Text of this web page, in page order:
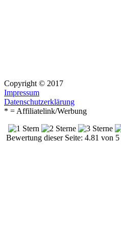
Copyright © 2017
Impressum
Datenschutzerklärung
* = Affiliatelink/Werbung
Bewertung dieser Seite: 4.81 von